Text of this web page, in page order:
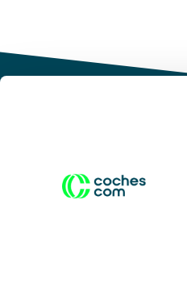
Conduce tu
desata tu